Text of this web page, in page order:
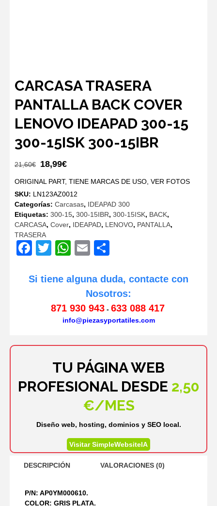
CARCASA TRASERA
PANTALLA BACK COVER
LENOVO IDEAPAD 300-15
300-15ISK 300-15IBR
21,60€
El
original
era:
21,60€.
18,99€
actual
es:
18,99€.
ORIGINAL PART, TIENE MARCAS DE USO, VER FOTOS
SKU: LN123AZ0012
Categorías: Carcasas, IDEAPAD 300
Etiquetas: 300-15, 300-15IBR, 300-15ISK, BACK,
CARCASA, Cover, IDEAPAD, LENOVO, PANTALLA,
TRASERA
Facebook
TwitterWhatsApp
Email
Si tiene alguna duda, contacte con
Nosotros:
871 930 943- 633 088 417
info@piezasyportatiles.com
TU PÁGINA WEB
PROFESIONAL DESDE 2,50
€/MES
Diseño web, hosting, dominios y SEO local.
Visitar SimpleWebsiteIA
DESCRIPCIÓN VALORACIONES (0)
P/N: AP0YM000610.
COLOR: GRIS PLATA.